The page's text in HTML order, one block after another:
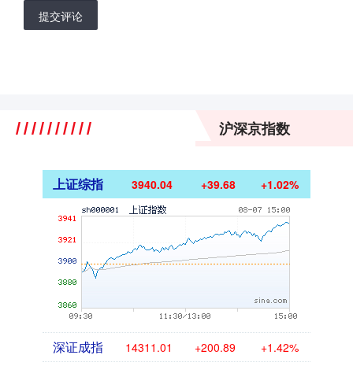
提交评论
沪深京指数
上证综指 3940.04 +39.68 +1.02%
深证成指 14311.01 +200.89 +1.42%